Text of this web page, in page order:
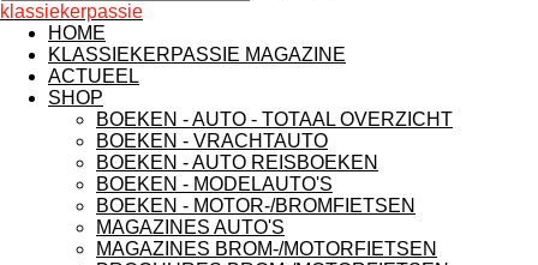
klassiekerpassie
HOME
KLASSIEKERPASSIE MAGAZINE
ACTUEEL
SHOP
BOEKEN - AUTO - TOTAAL OVERZICHT
BOEKEN - VRACHTAUTO
BOEKEN - AUTO REISBOEKEN
BOEKEN - MODELAUTO'S
BOEKEN - MOTOR-/BROMFIETSEN
MAGAZINES AUTO'S
MAGAZINES BROM-/MOTORFIETSEN